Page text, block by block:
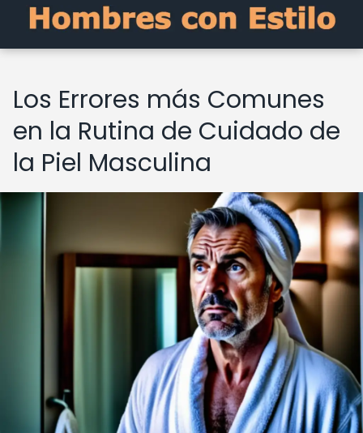
Los Errores más Comunes
en la Rutina de Cuidado de
la Piel Masculina